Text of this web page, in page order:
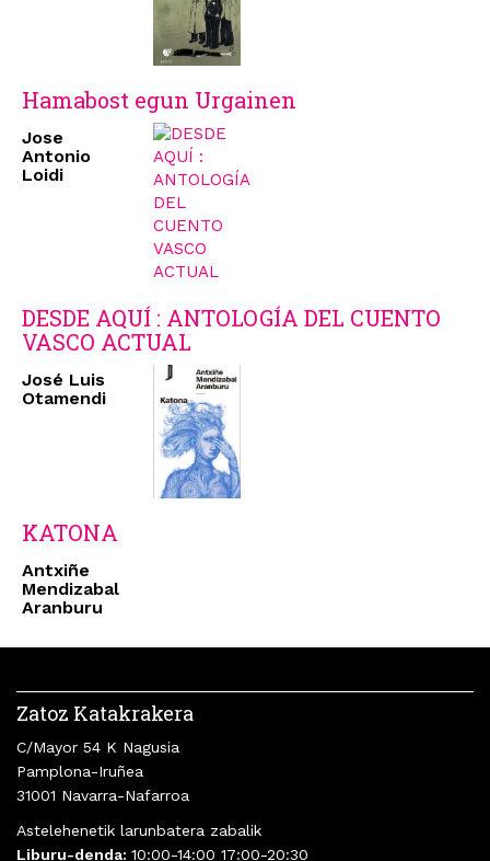
Hamabost egun Urgainen
Jose
Antonio
Loidi
DESDE AQUÍ : ANTOLOGÍA DEL CUENTO
VASCO ACTUAL
José Luis
Otamendi
KATONA
Antxiñe
Mendizabal
Aranburu
Zatoz Katakrakera
C/Mayor 54 K Nagusia
Pamplona-Iruñea
31001 Navarra-Nafarroa
Astelehenetik larunbatera zabalik
Liburu-denda: 10:00-14:00 17:00-20:30